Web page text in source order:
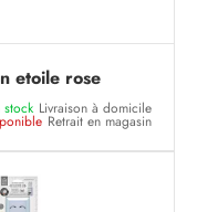
etoile rose
stock Livraison à domicile
Retrait en magasin